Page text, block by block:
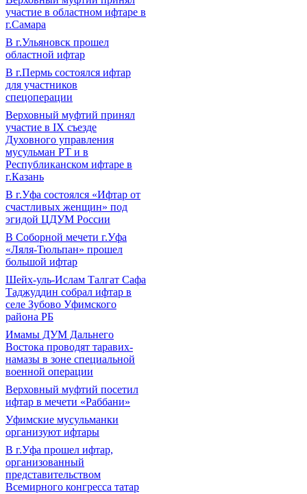
участие в областном ифтаре в
г.Самара
В г.Ульяновск прошел
областной ифтар
В г.Пермь состоялся ифтар
для участников
спецоперации
Верховный муфтий принял
участие в IХ съезде
Духовного управления
мусульман РТ и в
Республиканском ифтаре в
г.Казань
В г.Уфа состоялся «Ифтар от
счастливых женщин» под
эгидой ЦДУМ России
В Соборной мечети г.Уфа
«Ляля-Тюльпан» прошел
большой ифтар
Шейх-уль-Ислам Талгат Сафа
Таджуддин собрал ифтар в
селе Зубово Уфимского
района РБ
Имамы ДУМ Дальнего
Востока проводят таравих-
намазы в зоне специальной
военной операции
Верховный муфтий посетил
ифтар в мечети «Раббани»
Уфимские мусульманки
организуют ифтары
В г.Уфа прошел ифтар,
организованный
представительством
Всемирного конгресса татар